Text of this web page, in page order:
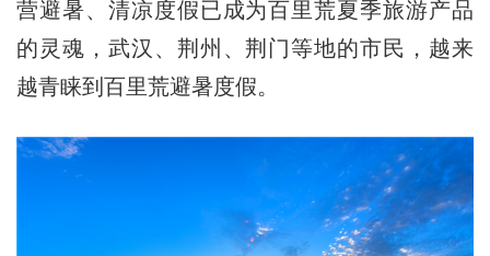
营避暑、清凉度假已成为百里荒夏季旅游产品
的灵魂，武汉、荆州、荆门等地的市民，越来
越青睐到百里荒避暑度假。